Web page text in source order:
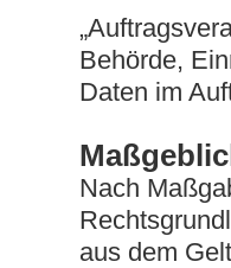
Behörde,
Daten im
Nach
aus dem